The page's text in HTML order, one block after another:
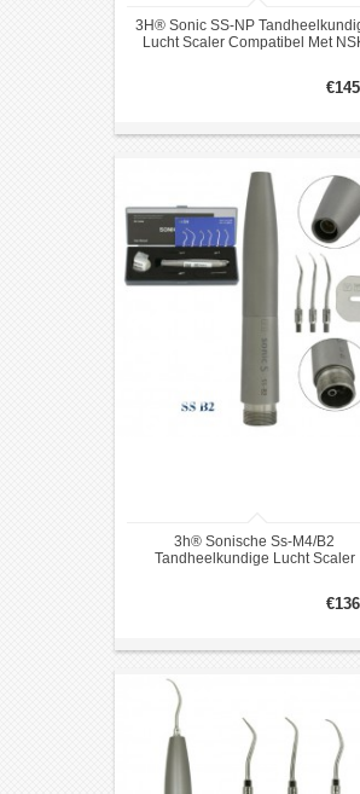
3H® Sonic SS-NP
Lucht Scaler Compatibel Met
3h® Sonische Ss-M4/B2
Tandheelkundige Lucht Scaler